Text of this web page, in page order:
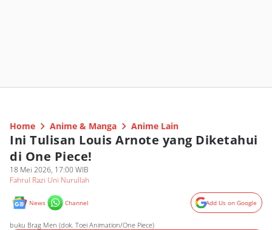
Home Anime & Manga Anime Lain
Ini Tulisan Louis Arnote yang Diketahui
di One Piece!
18 Mei 2026, 17:00 WIB
Fahrul Razi Uni Nurullah
News Channel Add Us on Google
buku Brag Men (dok. Toei Animation/One Piece)